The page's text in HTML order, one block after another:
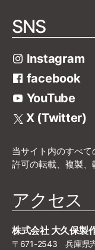
SNS
Instagram
facebook
YouTube
X (Twitter)
当サイト内のすべ
許可の転載、複製、
アクセス
株式会社 大久保製
〒671-2543 兵庫県